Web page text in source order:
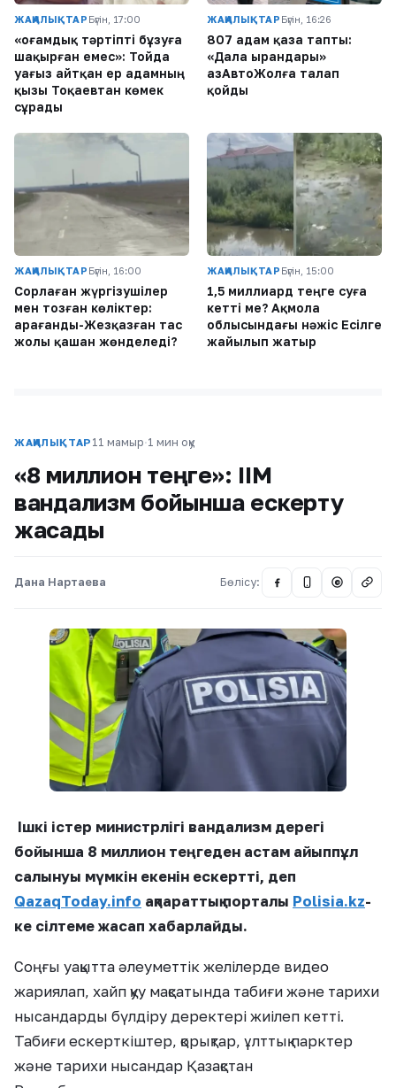
ЖАҢАЛЫҚТАР Бүгін, 17:00
«Қоғамдық тәртіпті бұзуға
шақырған емес»: Тойда
уағыз айтқан ер адамның
қызы Тоқаевтан көмек
сұрады
ЖАҢАЛЫҚТАР Бүгін, 16:26
807 адам қаза тапты:
«Дала Қырандары»
ҚазАвтоЖолға талап
қойды
ЖАҢАЛЫҚТАР Бүгін, 16:00
Сорлаған жүргізушілер
мен тозған көліктер:
Қарағанды-Жезқазған тас
жолы қашан жөнделеді?
ЖАҢАЛЫҚТАР Бүгін, 15:00
1,5 миллиард теңге суға
кетті ме? Ақмола
облысындағы нәжіс Есілге
жайылып жатыр
ЖАҢАЛЫҚТАР 11 мамыр·1 мин оқу
«8 миллион теңге»: ІІМ
вандализм бойынша ескерту
жасады
Дана Нартаева Бөлісу: @
Ішкі істер министрлігі вандализм дерегі
бойынша 8 миллион теңгеден астам айыппұл
салынуы мүмкін екенін ескертті, деп
QazaqToday.info ақпараттық порталы Polisia.kz-
ке сілтеме жасап хабарлайды.
Соңғы уақытта әлеуметтік желілерде видео
жариялап, хайп қуу мақсатында табиғи және тарихи
нысандарды бүлдіру деректері жиілеп кетті.
Табиғи ескерткіштер, қорықтар, ұлттық парктер
және тарихи нысандар Қазақстан